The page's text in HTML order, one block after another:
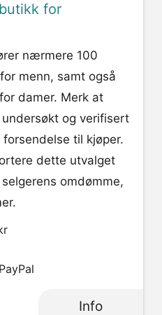
for
nærmere 100
menn, samt også
damer. Merk at
og verifisert
til kjøper.
dette utvalget
omdømme,
Info